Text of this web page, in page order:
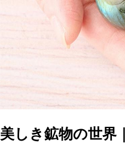
美しき鉱物の世界